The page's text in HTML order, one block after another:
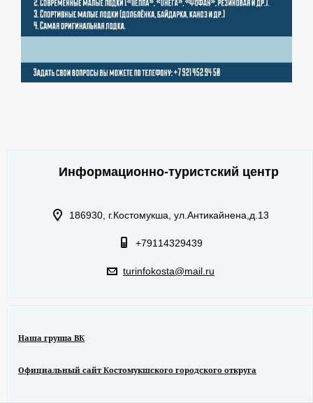
Информационно-туристский центр
186930, г.Костомукша, ул.Антикайнена,д.13
+79114329439
turinfokosta@mail.ru
Наша группа ВК
Официальный сайт Костомукшского городского откруга